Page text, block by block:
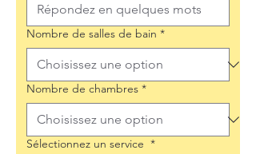
Nombre de salles de bain *
Nombre de chambres *
Sélectionnez un service *